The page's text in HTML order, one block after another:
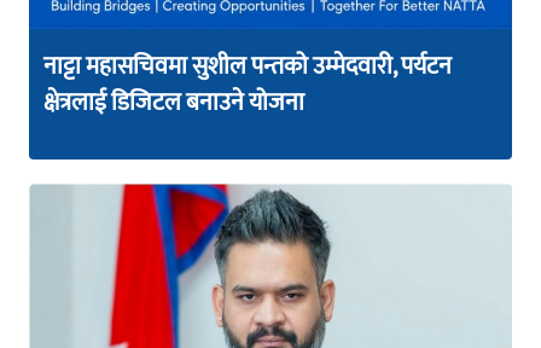
नाट्टा महासचिवमा सुशील पन्तको उम्मेदवारी, पर्यटन
क्षेत्रलाई डिजिटल बनाउने योजना